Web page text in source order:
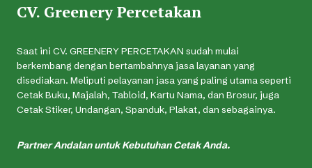
CV. Greenery Percetakan
Saat ini CV. GREENERY PERCETAKAN sudah mulai
berkembang dengan bertambahnya jasa layanan yang
disediakan. Meliputi pelayanan jasa yang paling utama seperti
Cetak Buku, Majalah, Tabloid, Kartu Nama, dan Brosur, juga
Cetak Stiker, Undangan, Spanduk, Plakat, dan sebagainya.
Partner Andalan untuk Kebutuhan Cetak Anda.